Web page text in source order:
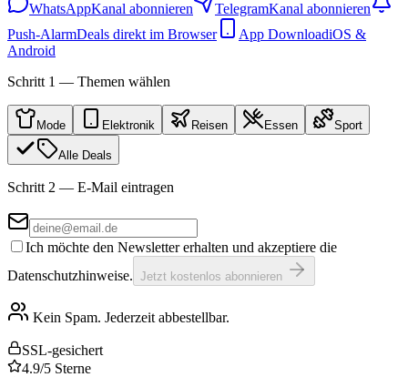
WhatsAppKanal abonnieren TelegramKanal abonnieren
Push-AlarmDeals direkt im Browser App DownloadiOS &
Android
Schritt 1 — Themen wählen
Mode Elektronik Reisen Essen Sport
Alle Deals
Schritt 2 — E-Mail eintragen
Ich möchte den Newsletter erhalten und akzeptiere die
Datenschutzhinweise. Jetzt kostenlos abonnieren
Kein Spam. Jederzeit abbestellbar.
SSL-gesichert
4.9/5 Sterne